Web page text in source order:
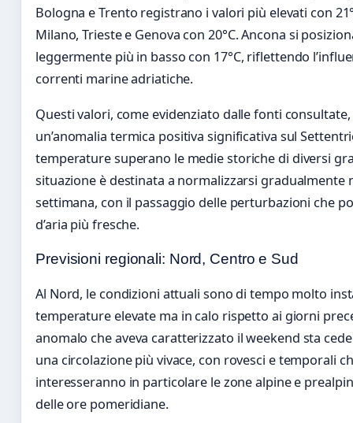
Bologna e Trento registrano i valori più elevati con
Milano, Trieste e Genova con 20°C. Ancona si
leggermente più in basso con 17°C, riflettendo
correnti marine adriatiche.
Questi valori, come evidenziato dalle fonti
un’anomalia termica positiva significativa sul
temperature superano le medie storiche di diversi
situazione è destinata a normalizzarsi gradualmente
settimana, con il passaggio delle perturbazioni che
d’aria più fresche.
Previsioni regionali: Nord, Centro e Sud
Al Nord, le condizioni attuali sono di tempo molto
temperature elevate ma in calo rispetto ai giorni
anomalo che aveva caratterizzato il weekend sta
una circolazione più vivace, con rovesci e temporali
interesseranno in particolare le zone alpine e
delle ore pomeridiane.